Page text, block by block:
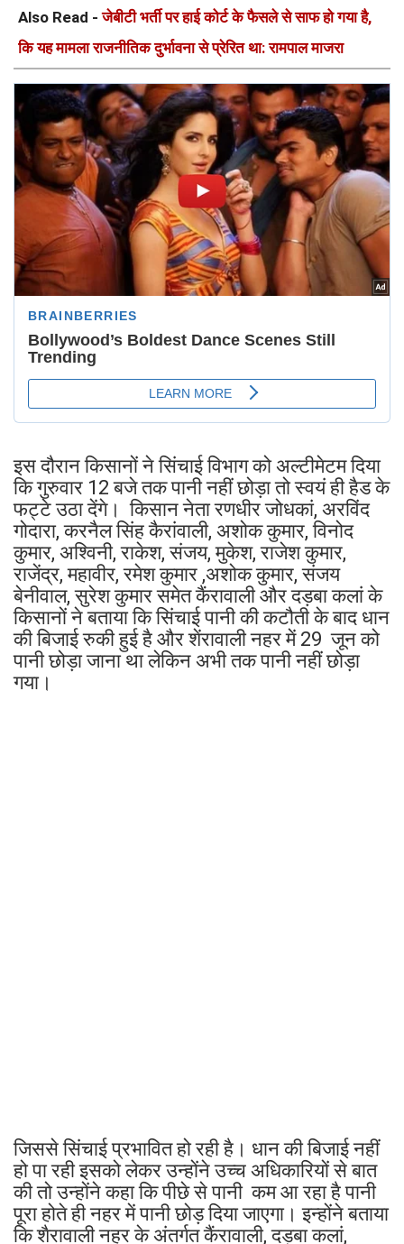
Also Read -जेबीटी भर्ती पर हाई कोर्ट के फैसले से साफ हो गया है,
कि यह मामला राजनीतिक दुर्भावना से प्रेरित था: रामपाल माजरा
इस दौरान किसानों ने सिंचाई विभाग को अल्टीमेटम दिया
कि गुरुवार 12 बजे तक पानी नहीं छोड़ा तो स्वयं ही हैड के
फट्टे उठा देंगे। किसान नेता रणधीर जोधकां, अरविंद
गोदारा, करनैल सिंह कैरांवाली, अशोक कुमार, विनोद
कुमार, अश्विनी, राकेश, संजय, मुकेश, राजेश कुमार,
राजेंद्र, महावीर, रमेश कुमार ,अशोक कुमार, संजय
बेनीवाल, सुरेश कुमार समेत कैंरावाली और दड़बा कलां के
किसानों ने बताया कि सिंचाई पानी की कटौती के बाद धान
की बिजाई रुकी हुई है और शेंरावाली नहर में 29 जून को
पानी छोड़ा जाना था लेकिन अभी तक पानी नहीं छोड़ा
गया।
जिससे सिंचाई प्रभावित हो रही है। धान की बिजाई नहीं
हो पा रही इसको लेकर उन्होंने उच्च अधिकारियों से बात
की तो उन्होंने कहा कि पीछे से पानी कम आ रहा है पानी
पूरा होते ही नहर में पानी छोड़ दिया जाएगा। इन्होंने बताया
कि शैरावाली नहर के अंतर्गत कैंरावाली, दड़बा कलां,